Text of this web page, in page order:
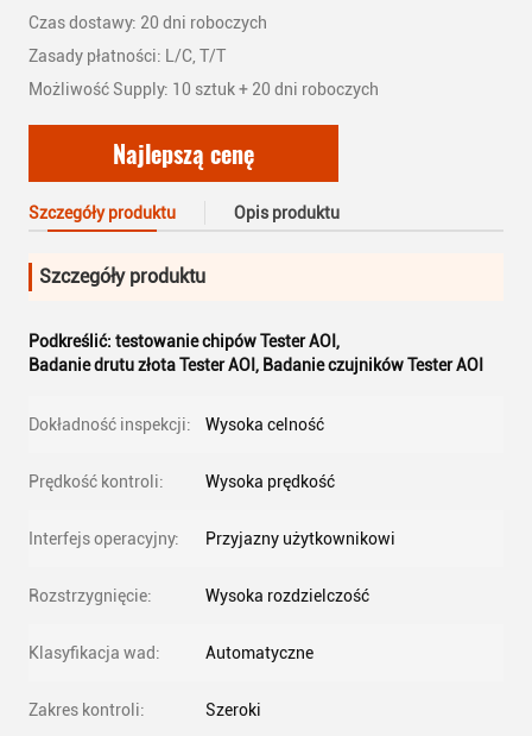
Czas dostawy: 20 dni roboczych
Zasady płatności: L/C, T/T
Możliwość Supply: 10 sztuk + 20 dni roboczych
Najlepszą cenę
Szczegóły produktu Opis produktu
Szczegóły produktu
Podkreślić: testowanie chipów Tester AOI ,
Badanie drutu złota Tester AOI , Badanie czujników Tester AOI
Dokładność inspekcji: Wysoka celność
Prędkość kontroli: Wysoka prędkość
Interfejs operacyjny: Przyjazny użytkownikowi
Rozstrzygnięcie: Wysoka rozdzielczość
Klasyfikacja wad: Automatyczne
Zakres kontroli: Szeroki